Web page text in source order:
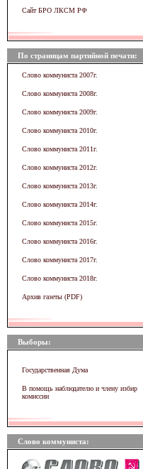
Сайт БРО ЛКСМ РФ
По страницам партийной печати:
Слово коммуниста 2007г.
Слово коммуниста 2008г.
Слово коммуниста 2009г.
Слово коммуниста 2010г.
Слово коммуниста 2011г.
Слово коммуниста 2012г.
Слово коммуниста 2013г.
Слово коммуниста 2014г.
Слово коммуниста 2015г.
Слово коммуниста 2016г.
Слово коммуниста 2017г.
Слово коммуниста 2018г.
Архив газеты (PDF)
Выборы:
Государственная Дума
В помощь наблюдателю и члену избир
комиссии
Слово коммуниста: